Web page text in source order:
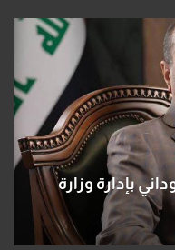
بإدارة وزارة